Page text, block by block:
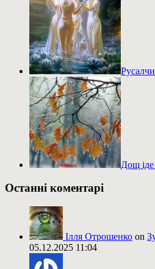
Дощ
Останні коментарі
Ілля Отрошенко on
05.12.2025 11:04